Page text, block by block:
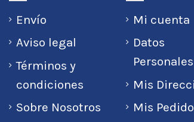
Envío
Aviso legal
Términos y
condiciones
Sobre Nosotros
Mi cuenta
Datos
Personales
Mis
Mis